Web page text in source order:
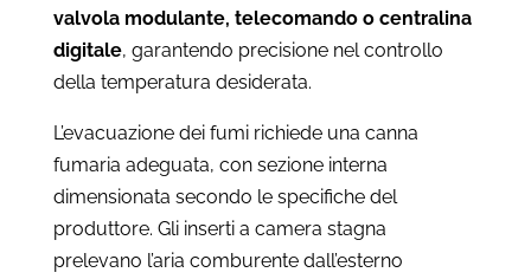
valvola modulante, telecomando o centralina
digitale, garantendo precisione nel controllo
della temperatura desiderata.
L’evacuazione dei fumi richiede una canna
fumaria adeguata, con sezione interna
dimensionata secondo le specifiche del
produttore. Gli inserti a camera stagna
prelevano l’aria comburente dall’esterno